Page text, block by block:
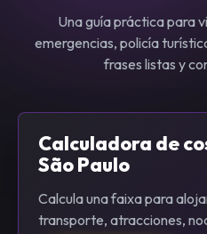
Una guía práctica para
emergencias, policía
frases listas y
Calculadora de
São Paulo
Calcula una faixa para
transporte, atracciones,